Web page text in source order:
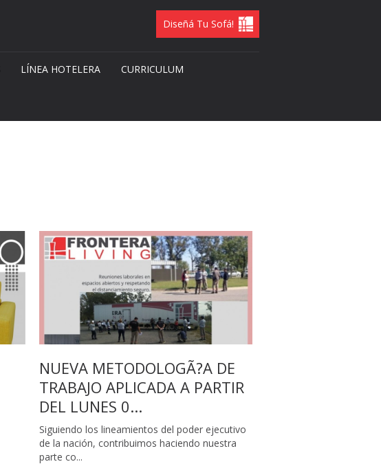
Diseñá Tu Sofá!
LÍNEA HOTELERA CURRICULUM
NUEVA METODOLOGÃ?A DE
TRABAJO APLICADA A PARTIR
DEL LUNES 0...
Siguiendo los lineamientos del poder ejecutivo
de la nación, contribuimos haciendo nuestra
parte co...